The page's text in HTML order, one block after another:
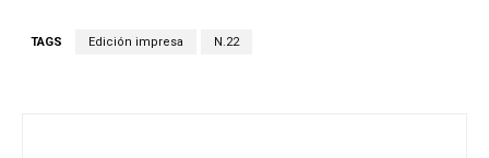
TAGS Edición impresa N.22